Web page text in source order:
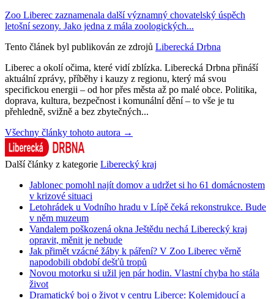
Zoo Liberec zaznamenala další významný chovatelský úspěch
letošní sezony. Jako jedna z mála zoologických...
Tento článek byl publikován ze zdrojů Liberecká Drbna
Liberec a okolí očima, které vidí zblízka. Liberecká Drbna přináší
aktuální zprávy, příběhy i kauzy z regionu, který má svou
specifickou energii – od hor přes města až po malé obce. Politika,
doprava, kultura, bezpečnost i komunální dění – to vše je tu
přehledně, svižně a bez zbytečných...
Všechny články tohoto autora →
Další články z kategorie Liberecký kraj
Jablonec pomohl najít domov a udržet si ho 61 domácnostem
v krizové situaci
Letohrádek u Vodního hradu v Lípě čeká rekonstrukce. Bude
v něm muzeum
Vandalem poškozená okna Ještědu nechá Liberecký kraj
opravit, měnit je nebude
Jak přimět vzácné žáby k páření? V Zoo Liberec věrně
napodobili období dešťů tropů
Novou motorku si užil jen pár hodin. Vlastní chyba ho stála
život
Dramatický boj o život v centru Liberce: Kolemjdoucí a